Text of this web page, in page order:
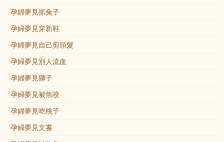
孕婦夢見抓兔子
孕婦夢見穿新鞋
孕婦夢見自己剪頭髮
孕婦夢見別人流血
孕婦夢見獅子
孕婦夢見被魚咬
孕婦夢見吃桃子
孕婦夢見文書